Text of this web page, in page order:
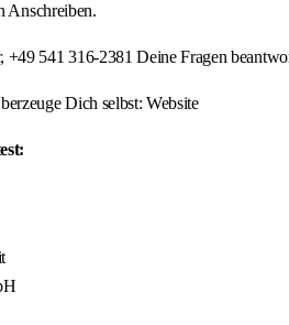
Anschreiben.
+49 541 316-2381 Deine Fragen
Dich selbst: Website